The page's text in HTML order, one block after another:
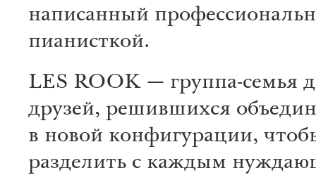
написанный
пианисткой.
LES ROOK — группа-семья
друзей, решившихся
в новой конфигурации,
разделить с каждым